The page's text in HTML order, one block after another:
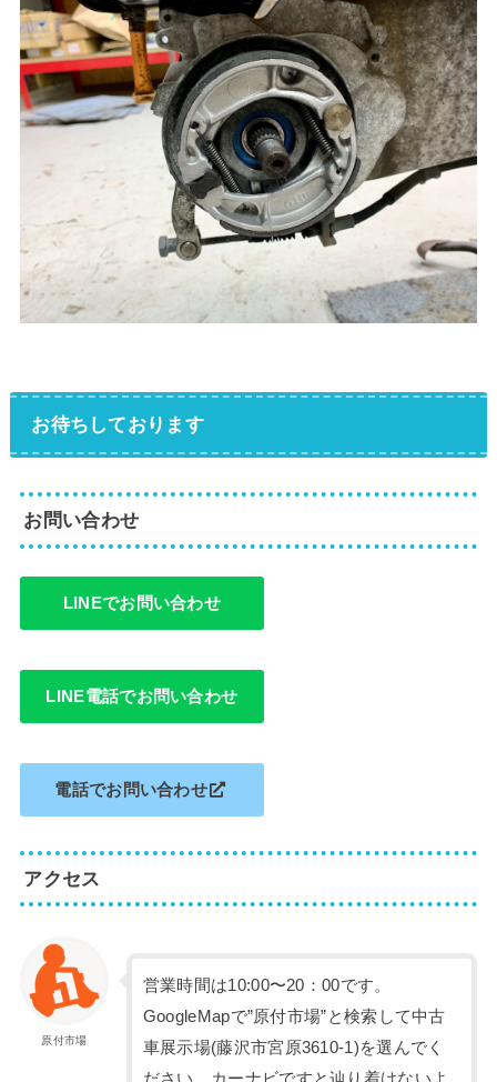
お待ちしております
お問い合わせ
LINEでお問い合わせ
LINE電話でお問い合わせ
電話でお問い合わせ
アクセス
原付市場
営業時間は10:00〜20：00です。
GoogleMapで”原付市場”と検索して中古
車展示場(藤沢市宮原3610-1)を選んでく